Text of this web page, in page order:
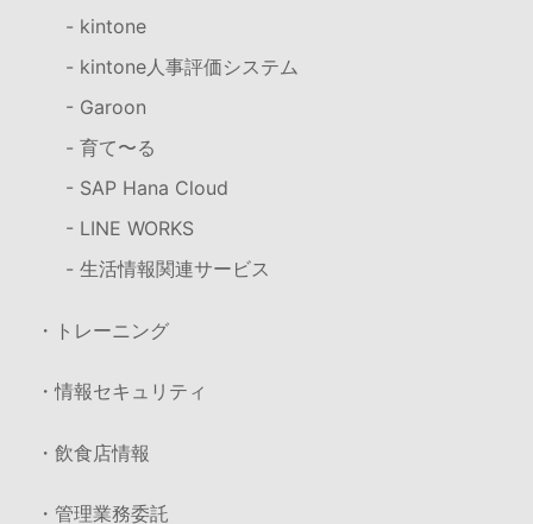
- kintone
- kintone人事評価システム
- Garoon
- 育て〜る
- SAP Hana Cloud
- LINE WORKS
- 生活情報関連サービス
・トレーニング
・情報セキュリティ
・飲食店情報
・管理業務委託